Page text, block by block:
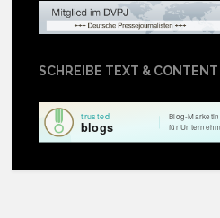
SCHREIBE TEXT &